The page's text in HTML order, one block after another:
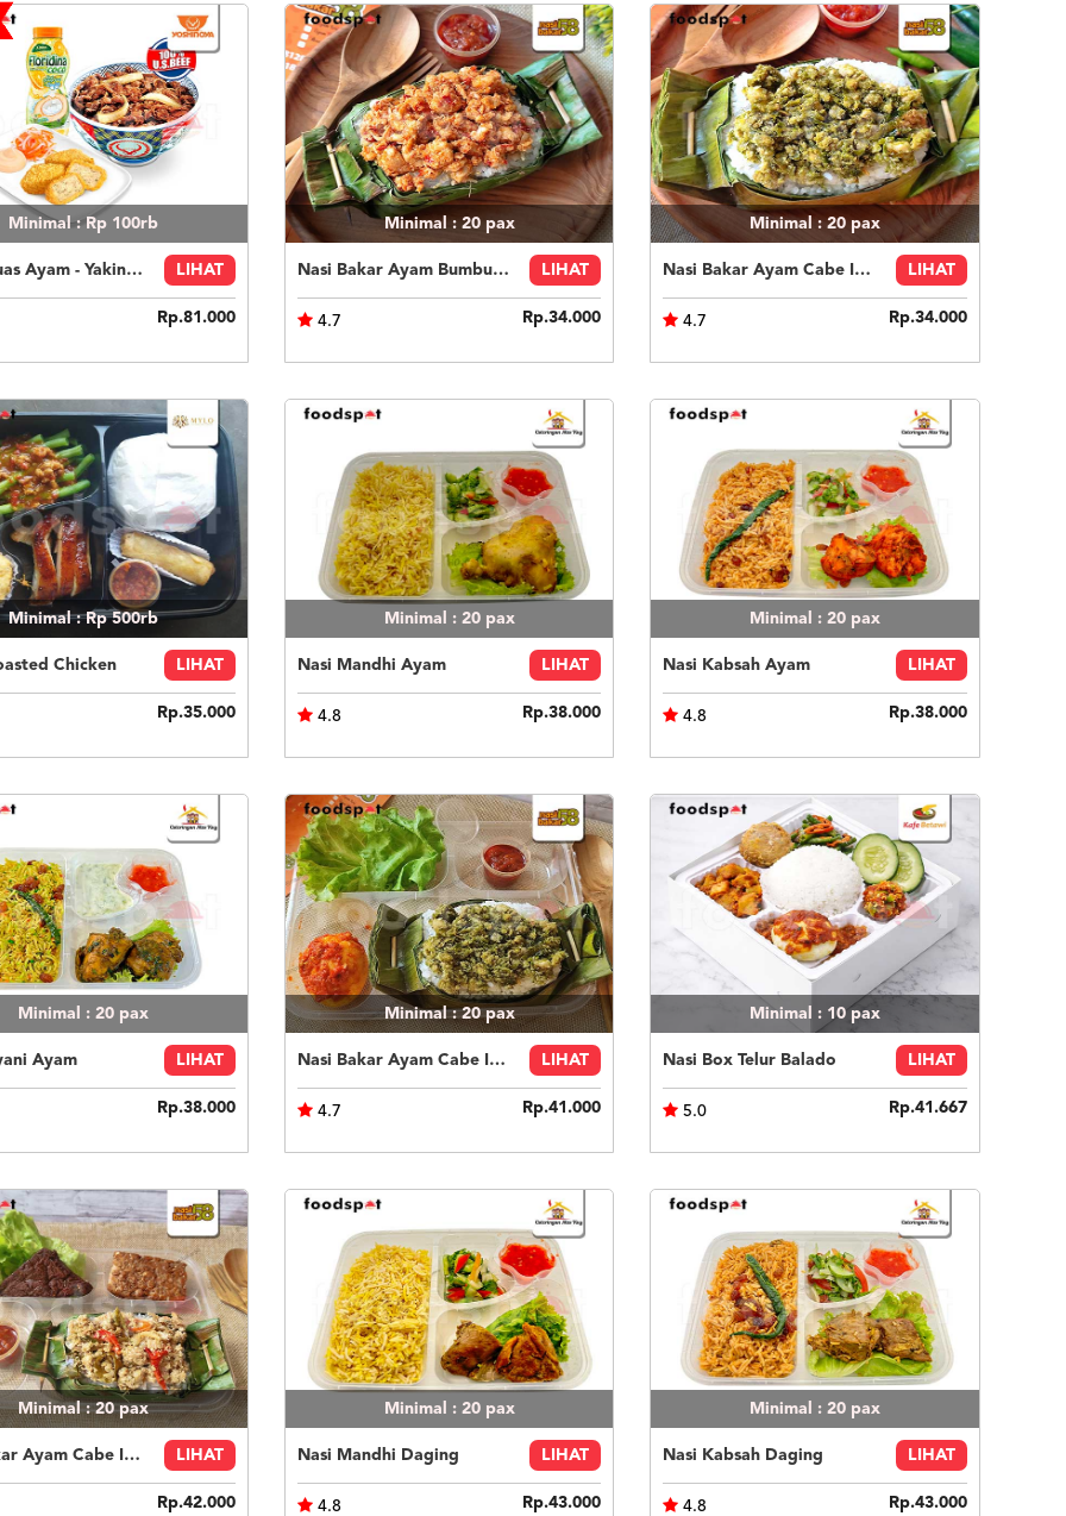
Minimal : Rp 100rb
Paket Puas Ayam - Yakiniku Beef Paket Puas (R) LIHAT
Rp.81.000
Minimal : 20 pax
Nasi Bakar Ayam Bumbu Bali + Kerupuk LIHAT
4.7 Rp.34.000
Minimal : 20pax
Nasi Bakar Ayam Cabe Ijo + Kerupuk LIHAT
4.7 Rp.34.000
Minimal : Rp 500rb
Chicken LIHAT
Rp.35.000
Minimal : 20 pax
Nasi Mandhi Ayam LIHAT
4.8 Rp.38.000
Minimal : 20 pax
Nasi Kabsah Ayam LIHAT
4.8 Rp.38.000
Minimal : 20 pax
Ayam LIHAT
Rp.38.000
Minimal : 20pax
Nasi Bakar Ayam Cabe Ijo + Telor Balado LIHAT
4.7 Rp.41.000
Minimal : 10 pax
Nasi Box Telur Balado LIHAT
5.0 Rp.41.667
Minimal : 20pax
Nasi Bakar Ayam Cabe Ijo + Tahu Tempe LIHAT
Rp.42.000
Minimal : 20 pax
Nasi Mandhi Daging LIHAT
4.8 Rp.43.000
Minimal : 20 pax
Nasi Kabsah Daging LIHAT
4.8 Rp.43.000